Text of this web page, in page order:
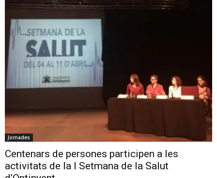
Jornades
Centenars de persones participen a les
activitats de la I Setmana de la Salut